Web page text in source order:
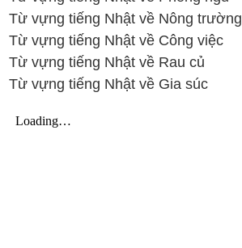
Từ vựng tiếng Nhật về Nông trường
Từ vựng tiếng Nhật về Công việc
Từ vựng tiếng Nhật về Rau củ
Từ vựng tiếng Nhật về Gia súc